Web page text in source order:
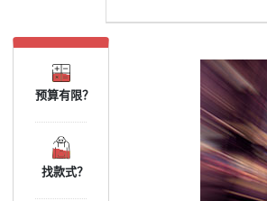
预算有限？
找款式？